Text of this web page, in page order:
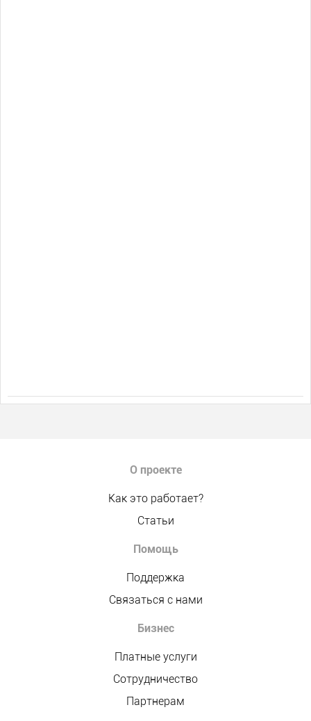
О проекте
Как это работает?
Статьи
Помощь
Поддержка
Связаться с нами
Бизнес
Платные услуги
Сотрудничество
Партнерам